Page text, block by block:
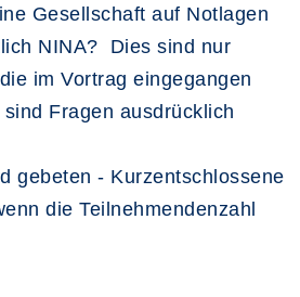
Gesellschaft auf Notlagen
NINA? Dies sind nur
im Vortrag eingegangen
Fragen ausdrücklich
gebeten - Kurzentschlossene
die Teilnehmendenzahl